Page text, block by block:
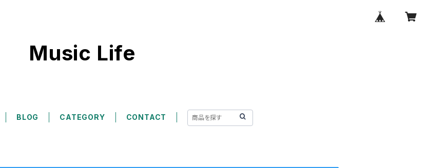
Music Life
BLOG CATEGORY CONTACT